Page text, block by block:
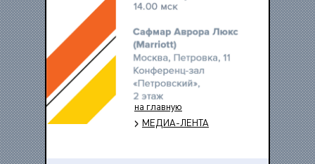
на главную
МЕДИА-ЛЕНТА